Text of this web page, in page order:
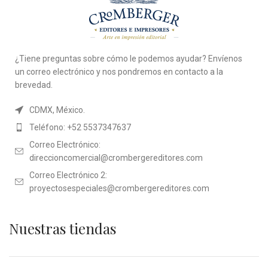
¿Tiene preguntas sobre cómo le podemos ayudar? Envíenos
un correo electrónico y nos pondremos en contacto a la
brevedad.
CDMX, México.
Teléfono: +52 5537347637
Correo Electrónico:
direccioncomercial@crombergereditores.com
Correo Electrónico 2:
proyectosespeciales@crombergereditores.com
Nuestras tiendas